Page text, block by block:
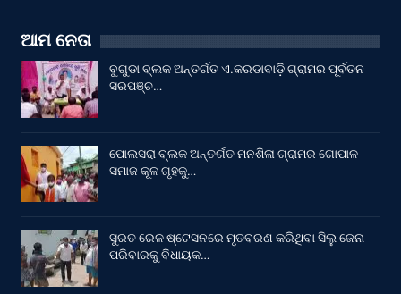
ଆମ ନେତା
ବୁଗୁଡା ବ୍ଲକ ଅନ୍ତର୍ଗତ ଏ.କରଡାବାଡ଼ି ଗ୍ରାମର ପୂର୍ବତନ
ସରପଞ୍ଚ…
ପୋଲସରା ବ୍ଲକ ଅନ୍ତର୍ଗତ ମନଶିଳା ଗ୍ରାମର ଗୋପାଳ
ସମାଜ କୂଳ ଗୃହକୁ…
ସୁରତ ରେଳ ଷ୍ଟେସନରେ ମୃତବରଣ କରିଥିବା ସିଲୁ ଜେନା
ପରିବାରକୁ ବିଧାୟକ…